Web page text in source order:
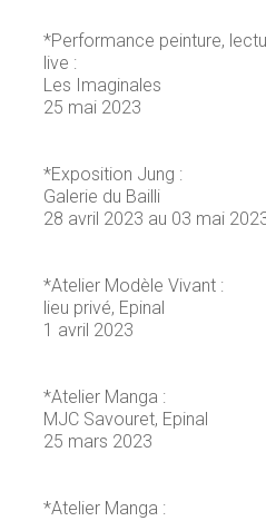
*Performance peinture,
live :
Les Imaginales
25 mai 2023
*Exposition Jung :
Galerie du Bailli
28 avril 2023 au 03 mai
*Atelier Modèle Vivant :
lieu privé, Epinal
1 avril 2023
*Atelier Manga :
MJC Savouret, Epinal
25 mars 2023
*Atelier Manga :